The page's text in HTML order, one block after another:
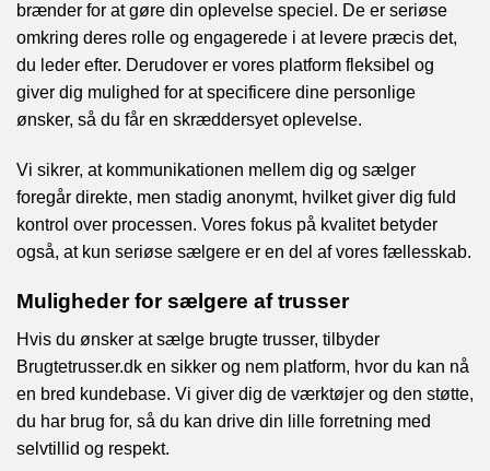
brænder for at gøre din oplevelse speciel. De er seriøse
omkring deres rolle og engagerede i at levere præcis det,
du leder efter. Derudover er vores platform fleksibel og
giver dig mulighed for at specificere dine personlige
ønsker, så du får en skræddersyet oplevelse.
Vi sikrer, at kommunikationen mellem dig og sælger
foregår direkte, men stadig anonymt, hvilket giver dig fuld
kontrol over processen. Vores fokus på kvalitet betyder
også, at kun seriøse sælgere er en del af vores fællesskab.
Muligheder for sælgere af trusser
Hvis du ønsker at sælge brugte trusser, tilbyder
Brugtetrusser.dk en sikker og nem platform, hvor du kan nå
en bred kundebase. Vi giver dig de værktøjer og den støtte,
du har brug for, så du kan drive din lille forretning med
selvtillid og respekt.